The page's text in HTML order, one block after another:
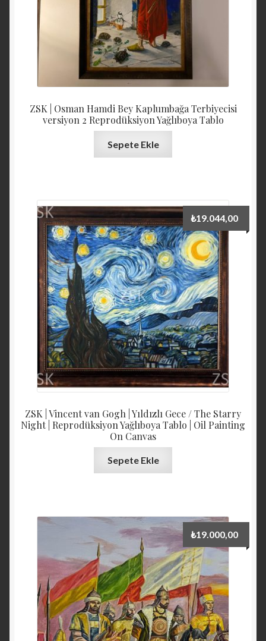
ZSK | Osman Hamdi Bey Kaplumbağa Terbiyecisi
versiyon 2 Reprodüksiyon Yağlıboya Tablo
Sepete Ekle
ZSK | Vincent van Gogh | Yıldızlı Gece / The Starry
Night | Reprodüksiyon Yağlıboya Tablo | Oil Painting
On Canvas
₺19.044,00
Sepete Ekle
₺19.000,00